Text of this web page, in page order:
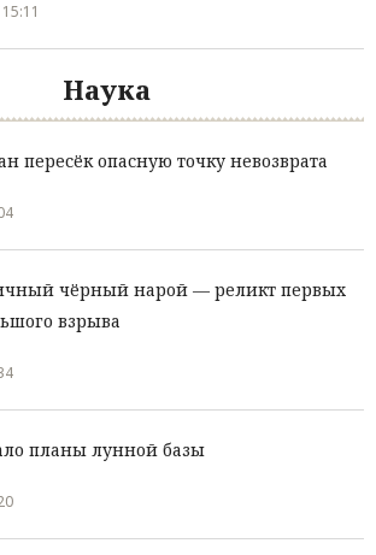
Наука
пересёк опасную точку невозврата
чёрный нарой — реликт первых
взрыва
планы лунной базы